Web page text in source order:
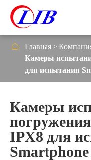
 Главная
Камеры
для испытания
Камеры
IPX8 для
Smartphone